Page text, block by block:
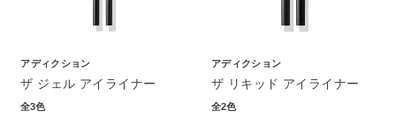
アディクション
ザ ジェル アイライナー
全3色
アディクション
ザ リキッド アイライナー
全2色